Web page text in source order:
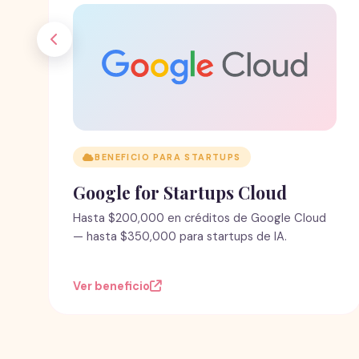
BENEFICIO PARA STARTUPS
Google for Startups Cloud
Hasta $200,000 en créditos de Google Cloud
— hasta $350,000 para startups de IA.
Ver beneficio